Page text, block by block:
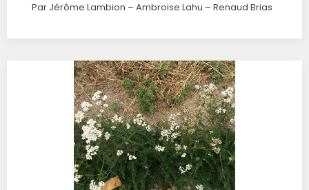
Par Jérôme Lambion – Ambroise Lahu – Renaud Brias